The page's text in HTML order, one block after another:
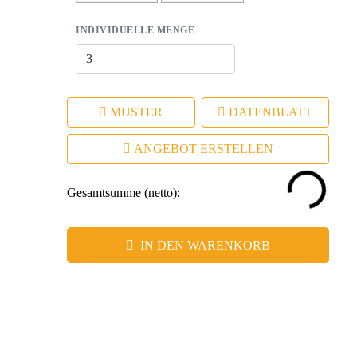
INDIVIDUELLE MENGE
MUSTER DATENBLATT
ANGEBOT ERSTELLEN
Gesamtsumme (netto):
IN DEN WARENKORB